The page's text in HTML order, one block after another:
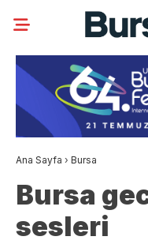
Ana Sayfa › Bursa
Bursa
sesleri